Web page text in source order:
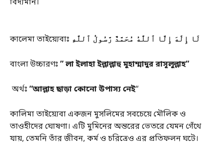
বিদ্যমান।
কালেমা তাইয়্যেবাঃ لَا إِلَٰهَ إِلَّا ٱللَّٰهُ مُحَمَّدٌ رَّسُولُ ٱللَّٰهِ
বাংলা উচ্চারণঃ ” লা ইলাহা ইল্লাল্লাহু মুহাম্মাদুর রাসূলুল্লাহ”
অর্থঃ “আল্লাহ ছাড়া কোনো উপাস্য নেই“
কালিমা তাইয়্যেবা একজন মুসলিমের সবচেয়ে মৌলিক ও
তাওহীদের ঘোষণা। এটি মুমিনের অন্তরের ভেতরে যেমন গেঁথে
যায়, তেমনি তাঁর জীবন, কর্ম ও চরিত্রেও এর প্রতিফলন ঘটে।